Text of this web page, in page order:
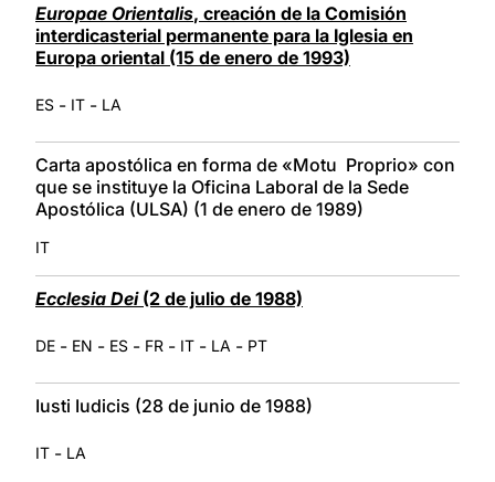
Europae Orientalis, creación de la Comisión
interdicasterial permanente para la Iglesia en
Europa oriental (15 de enero de 1993)
ES - IT - LA
Carta apostólica en forma de «Motu Proprio» con
que se instituye la Oficina Laboral de la Sede
Apostólica (ULSA) (1 de enero de 1989)
IT
Ecclesia Dei(2 de julio de 1988)
DE - EN - ES - FR - IT - LA - PT
Iusti Iudicis (28 de junio de 1988)
IT - LA